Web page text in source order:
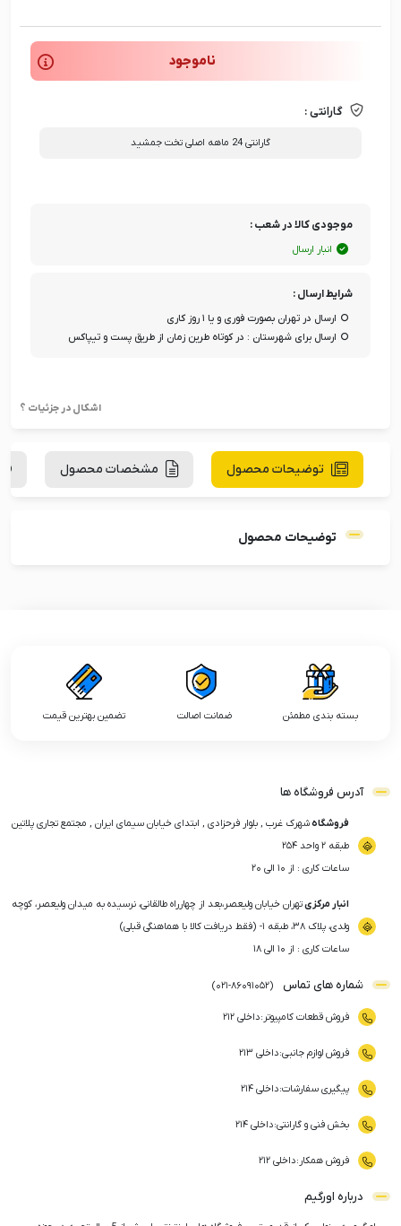
ناموجود
گارانتی :
گارانتی 24 ماهه اصلی تخت جمشید
موجودی کالا در شعب :
انبار ارسال
شرایط ارسال :
ارسال در تهران بصورت فوری و یا ۱ روز کاری
ارسال برای شهرستان : در کوتاه طرین زمان از طریق پست و تیپاکس
اشکال در جزئیات ؟
توضیحات محصول مشخصات محصول
توضیحات محصول
بسته بندی مطمئن ضمانت اصالت تضمین بهترین قیمت
آدرس فروشگاه ها
فروشگاهشهرک غرب , بلوار فرحزادی , ابتدای خیابان سیمای ایران , مجتمع تجاری پلاتین
طبقه ۲ واحد ۲۵۴
ساعات کاری : از ۱۰ الی ۲۰
انبار مرکزیتهران خیابان ولیعصر،بعد از چهارراه طالقانی، نرسیده به میدان ولیعصر، کوچه
ولدی، پلاک ۳۸، طبقه ۱- (فقط دریافت کالا با هماهنگی قبلی)
ساعات کاری : از ۱۰ الی ۱۸
شماره های تماس (
021-86091052
)
فروش قطعات کامپیوتر :داخلی ۲۱۲
فروش لوازم جانبی:داخلی ۲۱۳
پیگیری سفارشات:داخلی ۲۱۴
بخش فنی و گارانتی:داخلی ۲۱۴
فروش همکار :داخلی ۲۱۲
درباره اورگیم